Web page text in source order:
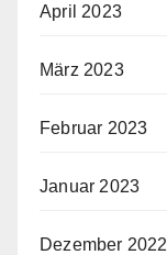
April 2023
März 2023
Februar 2023
Januar 2023
Dezember 2022